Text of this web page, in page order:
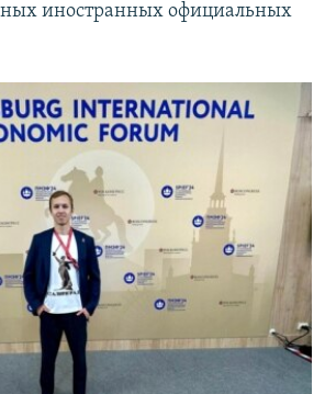
иностранных официальных